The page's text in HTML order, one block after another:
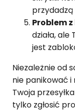
przydadzą
Problem
działa,
jest
Niezależnie od
nie panikować i
Twoja
tylko zgłosić